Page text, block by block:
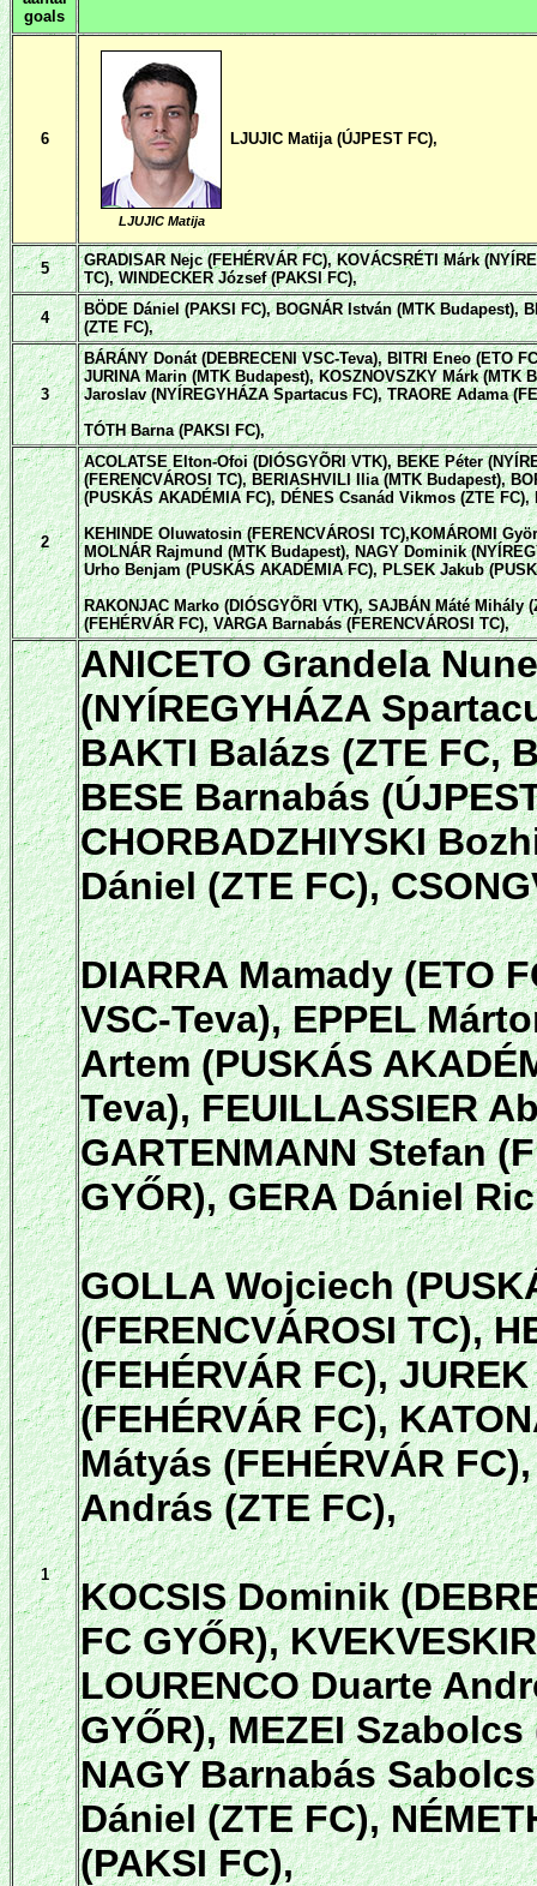
goals
6
LJUJIC Matija
LJUJIC Matija (ÚJPEST FC),
5 GRADISAR Nejc (FEHÉRVÁR FC),KOVÁCSRÉTI Márk
TC), WINDECKER József (PAKSI FC),
4 BÖDE Dániel (PAKSI FC), BOGNÁR István (MTK Budapest),
(ZTE FC),
3
BÁRÁNY Donát (DEBRECENI VSC-Teva), BITRI Eneo (ETO
JURINA Marin (MTK Budapest), KOSZNOVSZKY Márk (MTK
Jaroslav (NYÍREGYHÁZA Spartacus FC), TRAORE Adama
TÓTH Barna (PAKSI FC),
2
ACOLATSE Elton-Ofoi (DIÓSGYÕRI VTK), BEKE Péter
(FERENCVÁROSI TC),BERIASHVILI Ilia (MTK Budapest),
(PUSKÁS AKADÉMIA FC), DÉNES Csanád Vikmos (ZTE FC),
KEHINDE Oluwatosin (FERENCVÁROSI TC),KOMÁROMI
MOLNÁR Rajmund (MTK Budapest), NAGY Dominik
Urho Benjam (PUSKÁS AKADÉMIA FC), PLSEK Jakub
RAKONJAC Marko (DIÓSGYÕRI VTK), SAJBÁN Máté Mihály
(FEHÉRVÁR FC), VARGA Barnabás (FERENCVÁROSI TC),
1
ANICETO Grandela
(NYÍREGYHÁZA
BAKTI Balázs (ZTE FC,
BESE Barnabás
CHORBADZHIYSKI
Dániel (ZTE FC),
DIARRA Mamady (ETO
VSC-Teva), EPPEL
Artem (PUSKÁS
Teva), FEUILLASSIER
GARTENMANN Stefan
GYŐR), GERA Dániel
GOLLA Wojciech
(FERENCVÁROSI TC),
(FEHÉRVÁR FC),
(FEHÉRVÁR FC),
Mátyás (FEHÉRVÁR
András (ZTE FC),
KOCSIS Dominik
FC GYŐR),
LOURENCO Duarte
GYŐR), MEZEI
NAGY Barnabás
Dániel (ZTE FC),
(PAKSI FC),